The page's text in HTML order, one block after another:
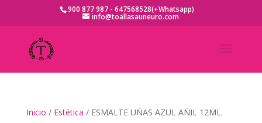
900 877 987 - 647568528(+Whatsapp)
info@toallasauneuro.com
Inicio / Estética / ESMALTE UÑAS AZUL AÑIL 12ML.